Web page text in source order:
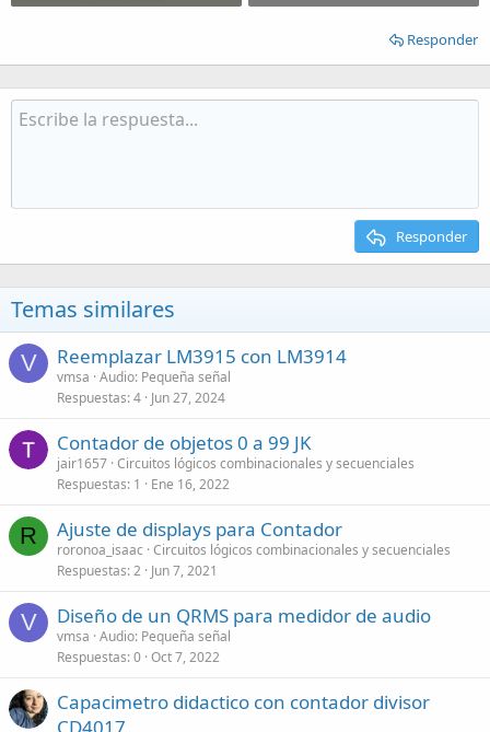
Responder
Responder
Temas similares
V Reemplazar LM3915 con LM3914
vmsa Audio: Pequeña señal
Respuestas 4 Jun 27, 2024
Contador de objetos 0 a 99 JK
jair1657 Circuitos lógicos combinacionales y secuenciales
Respuestas 1 Ene 16, 2022
R Ajuste de displays para Contador
roronoa_isaac Circuitos lógicos combinacionales y secuenciales
Respuestas 2 Jun 7, 2021
V Diseño de un QRMS para medidor de audio
vmsa Audio: Pequeña señal
Respuestas 0 Oct 7, 2022
Capacimetro didactico con contador divisor